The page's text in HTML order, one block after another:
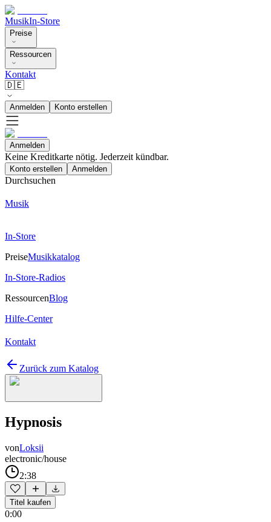
MusikIn-Store
Preise
Ressourcen
Kontakt
🇩🇪
Anmelden Konto erstellen
Anmelden
Keine Kreditkarte nötig. Jederzeit kündbar.
Konto erstellen Anmelden
Durchsuchen
Musik
In-Store
PreiseMusikkatalog
In-Store-Radios
RessourcenBlog
Hilfe-Center
Kontakt
Zurück zum Katalog
Hypnosis
vonLoksii
electronic/house
2:38
Titel kaufen
0:00